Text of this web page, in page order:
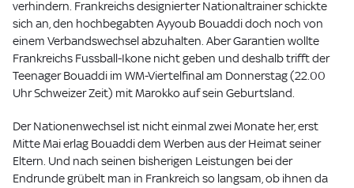
verhindern. Frankreichs designierter Nationaltrainer schickte
sich an, den hochbegabten Ayyoub Bouaddi doch noch von
einem Verbandswechsel abzuhalten. Aber Garantien wollte
Frankreichs Fussball-Ikone nicht geben und deshalb trifft der
Teenager Bouaddi im WM-Viertelfinal am Donnerstag (22.00
Uhr Schweizer Zeit) mit Marokko auf sein Geburtsland.
Der Nationenwechsel ist nicht einmal zwei Monate her, erst
Mitte Mai erlag Bouaddi dem Werben aus der Heimat seiner
Eltern. Und nach seinen bisherigen Leistungen bei der
Endrunde grübelt man in Frankreich so langsam, ob ihnen da